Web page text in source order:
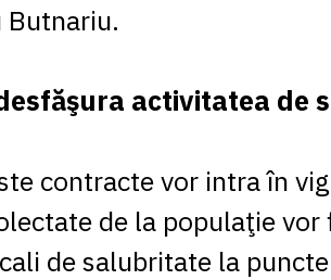
Butnariu.
activitatea de
contracte vor intra în
de la populaţie vor
de salubritate la